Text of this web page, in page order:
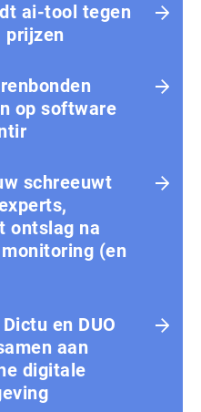
ai-tool tegen
prijzen
op software
schreeuwt
ontslag na
(en
en DUO
aan
digitale